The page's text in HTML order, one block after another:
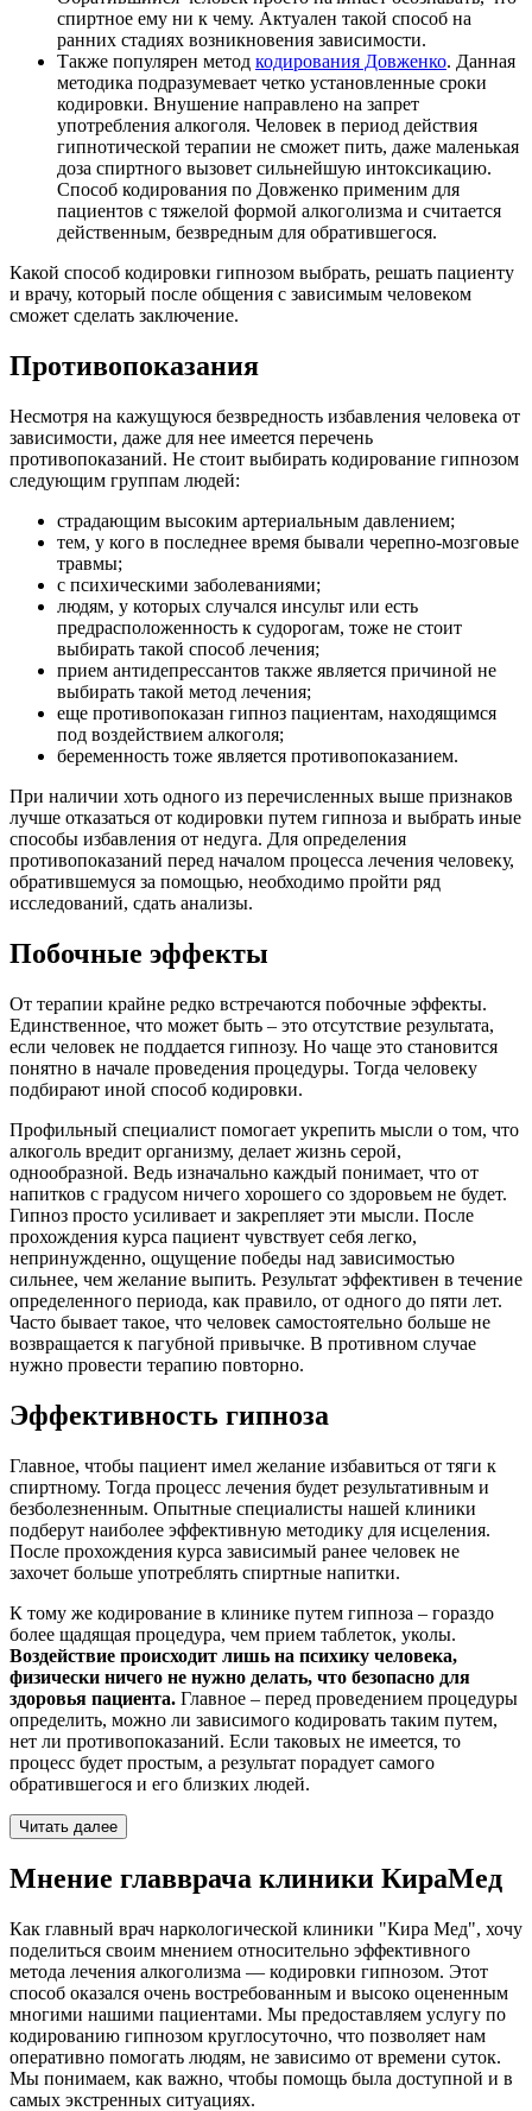
спиртное ему ни к чему. Актуален такой способ на
ранних стадиях возникновения зависимости.
Также популярен метод кодирования Довженко. Данная
методика подразумевает четко установленные сроки
кодировки. Внушение направлено на запрет
употребления алкоголя. Человек в период действия
гипнотической терапии не сможет пить, даже маленькая
доза спиртного вызовет сильнейшую интоксикацию.
Способ кодирования по Довженко применим для
пациентов с тяжелой формой алкоголизма и считается
действенным, безвредным для обратившегося.
Какой способ кодировки гипнозом выбрать, решать пациенту
и врачу, который после общения с зависимым человеком
сможет сделать заключение.
Противопоказания
Несмотря на кажущуюся безвредность избавления человека от
зависимости, даже для нее имеется перечень
противопоказаний. Не стоит выбирать кодирование гипнозом
следующим группам людей:
страдающим высоким артериальным давлением;
тем, у кого в последнее время бывали черепно-мозговые
травмы;
с психическими заболеваниями;
людям, у которых случался инсульт или есть
предрасположенность к судорогам, тоже не стоит
выбирать такой способ лечения;
прием антидепрессантов также является причиной не
выбирать такой метод лечения;
еще противопоказан гипноз пациентам, находящимся
под воздействием алкоголя;
беременность тоже является противопоказанием.
При наличии хоть одного из перечисленных выше признаков
лучше отказаться от кодировки путем гипноза и выбрать иные
способы избавления от недуга. Для определения
противопоказаний перед началом процесса лечения человеку,
обратившемуся за помощью, необходимо пройти ряд
исследований, сдать анализы.
Побочные эффекты
От терапии крайне редко встречаются побочные эффекты.
Единственное, что может быть – это отсутствие результата,
если человек не поддается гипнозу. Но чаще это становится
понятно в начале проведения процедуры. Тогда человеку
подбирают иной способ кодировки.
Профильный специалист помогает укрепить мысли о том, что
алкоголь вредит организму, делает жизнь серой,
однообразной. Ведь изначально каждый понимает, что от
напитков с градусом ничего хорошего со здоровьем не будет.
Гипноз просто усиливает и закрепляет эти мысли. После
прохождения курса пациент чувствует себя легко,
непринужденно, ощущение победы над зависимостью
сильнее, чем желание выпить. Результат эффективен в течение
определенного периода, как правило, от одного до пяти лет.
Часто бывает такое, что человек самостоятельно больше не
возвращается к пагубной привычке. В противном случае
нужно провести терапию повторно.
Эффективность гипноза
Главное, чтобы пациент имел желание избавиться от тяги к
спиртному. Тогда процесс лечения будет результативным и
безболезненным. Опытные специалисты нашей клиники
подберут наиболее эффективную методику для исцеления.
После прохождения курса зависимый ранее человек не
захочет больше употреблять спиртные напитки.
К тому же кодирование в клинике путем гипноза – гораздо
более щадящая процедура, чем прием таблеток, уколы.
Воздействие происходит лишь на психику человека,
физически ничего не нужно делать, что безопасно для
здоровья пациента. Главное – перед проведением процедуры
определить, можно ли зависимого кодировать таким путем,
нет ли противопоказаний. Если таковых не имеется, то
процесс будет простым, а результат порадует самого
обратившегося и его близких людей.
Читать далее
Мнение главврача клиники КираМед
Как главный врач наркологической клиники "Кира Мед", хочу
поделиться своим мнением относительно эффективного
метода лечения алкоголизма — кодировки гипнозом. Этот
способ оказался очень востребованным и высоко оцененным
многими нашими пациентами. Мы предоставляем услугу по
кодированию гипнозом круглосуточно, что позволяет нам
оперативно помогать людям, не зависимо от времени суток.
Мы понимаем, как важно, чтобы помощь была доступной и в
самых экстренных ситуациях.